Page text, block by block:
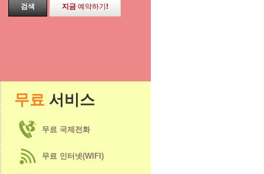
검색 지금 예약하기 !
무료 서비스
무료 국제전화
무료 인터넷(WIFI)